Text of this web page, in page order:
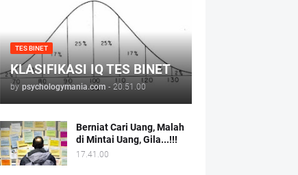
TES BINET
KLASIFIKASI IQ TES BINET
by psychologymania.com - 20.51.00
Berniat Cari Uang, Malah
di Mintai Uang, Gila...!!!
17.41.00